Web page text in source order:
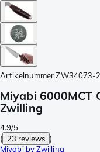
Artikelnummer ZW34073-
Miyabi 6000MCT
Zwilling
4.9/5
( 23 reviews )
Miyabi by Zwilling